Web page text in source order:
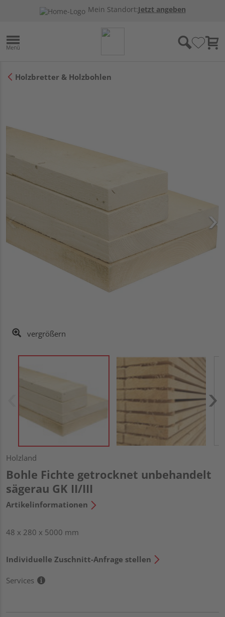
Mein Standort:Jetzt angeben
Holzbretter & Holzbohlen
vergrößern
Holzland
Bohle Fichte getrocknet unbehandelt
sägerau GK II/III
Artikelinformationen
48 x 280 x 5000 mm
Individuelle Zuschnitt-Anfrage stellen
Services